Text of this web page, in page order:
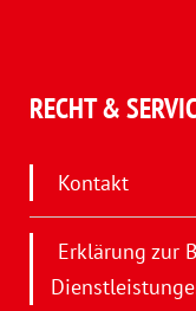
RECHT &
Kontakt
Erklärung zur